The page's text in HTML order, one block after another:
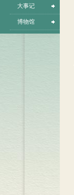
大事记
博物馆